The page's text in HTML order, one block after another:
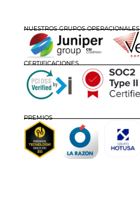
NUESTROS GRUPOS OPERACIONALES
CERTIFICACIONES
PREMIOS